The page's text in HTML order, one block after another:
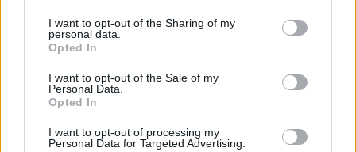
I want to opt-out of the Sharing of my
personal data.
Opted In
I want to opt-out of the Sale of my
Personal Data.
Opted In
I want to opt-out of processing my
Personal Data for Targeted Advertising.
Esim for Global
Esim for USA|Esim for Italy| Esim for Spain|Esim